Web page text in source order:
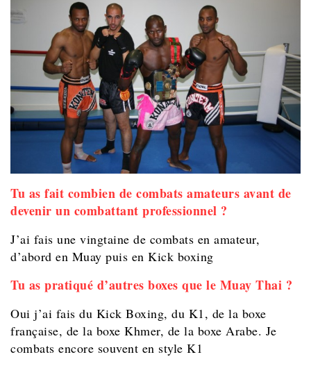
Tu as fait combien de combats amateurs avant de
devenir un combattant professionnel ?
J’ai fais une vingtaine de combats en amateur,
d’abord en Muay puis en Kick boxing
Tu as pratiqué d’autres boxes que le Muay Thai ?
Oui j’ai fais du Kick Boxing, du K1, de la boxe
française, de la boxe Khmer, de la boxe Arabe. Je
combats encore souvent en style K1